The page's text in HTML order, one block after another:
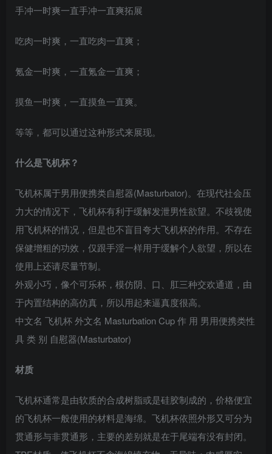
手冲一时爽一直手冲一直爽拓展
吃肉一时爽，一直吃肉一直爽；
氪金一时爽，一直氪金一直爽；
摸鱼一时爽，一直摸鱼一直爽。
等等，都可以通过这种形式来展现。
什么是飞机杯？
飞机杯属于男用便携类自慰器(Masturbator)。在现代社会压
力大的情况下，飞机杯有利于缓解发泄男性欲望。不歧视使
用飞机杯的情况，但是也不盲目夸大飞机杯的作用。不存在
保健增粗的功效，仅跟手淫一样用于缓解个人欲望，所以在
使用上还请尽量节制。
外观小巧，像个可乐杯，模仿阴、口、肛三种交欢通道，由
于内置结构的高仿真，所以用起来逼真度很高。
中文名 飞机杯 外文名 Masturbation Cup 作 用 男用便携类性
具 类 别 自慰器(Masturbator)
材质
飞机杯通常是由软质的合成树脂或是硅胶制成的，价格便宜
的飞机杯一般使用的材料是海绵。飞机杯依照外形又可分为
贯通形与非贯通形，主要的差别就是在于尾端有没有封闭。